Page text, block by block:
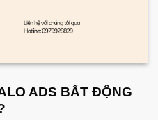
ADS BẤT ĐỘNG